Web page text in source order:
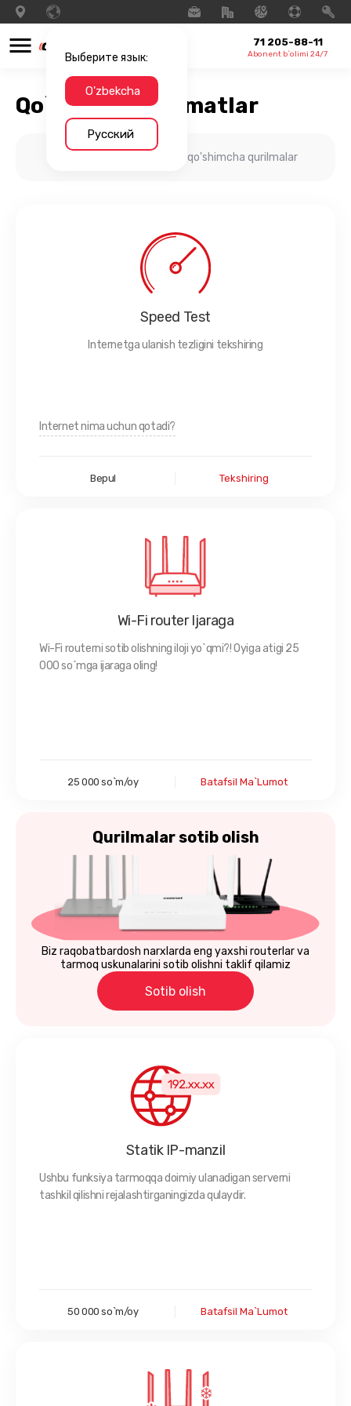
Выберите язык:
O'zbekcha
Русский
71 205-88-11
Abonent b`olimi 24/7
Qo`shimcha xizmatlar
Internetingiz uchun qo'shimcha qurilmalar
Speed Test
Internetga ulanish tezligini tekshiring
Internet nima uchun qotadi?
Bepul Tekshiring
Wi-Fi router Ijaraga
Wi-Fi routerni sotib olishning iloji yo`qmi?! Oyiga atigi 25
000 so`mga ijaraga oling!
25 000 so`m/oy Batafsil Ma`lumot
Qurilmalarsotib olish
Biz raqobatbardosh narxlarda eng yaxshi routerlar va
tarmoq uskunalarini sotib olishni taklif qilamiz
Sotib olish
Statik IP-manzil
Ushbu funksiya tarmoqqa doimiy ulanadigan serverni
tashkil qilishni rejalashtirganingizda qulaydir.
50 000 so`m/oy Batafsil Ma`lumot